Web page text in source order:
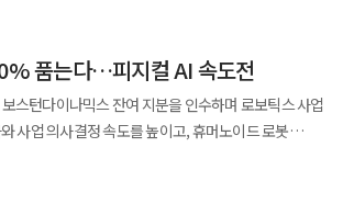
과 공장’, ‘두뇌와 부품’, ‘생활공간’을 선점한 셈이다.
인수하는 절차를 추진한다고 밝혔다. 소프트뱅크의
절차를 검토하는 단계다. 거래가 마무리되면
품는다…피지컬 AI 속도전
스턴다이나믹스 잔여 지분을 인수하며 로보틱스 사업
사업 의사결정 속도를 높이고, 휴머노이드 로봇